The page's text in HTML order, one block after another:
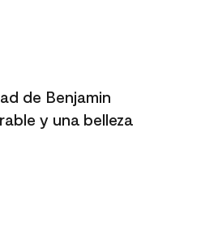
de Benjamin
y una belleza